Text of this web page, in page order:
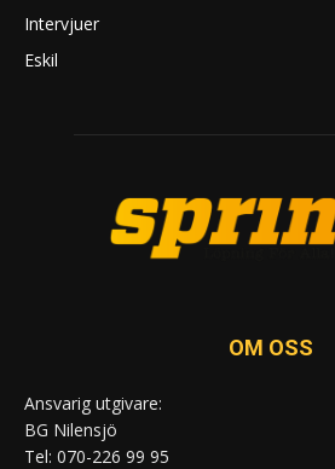
Intervjuer
Eskil
OM OSS
Ansvarig utgivare:
BG Nilensjö
Tel: 070-226 99 95